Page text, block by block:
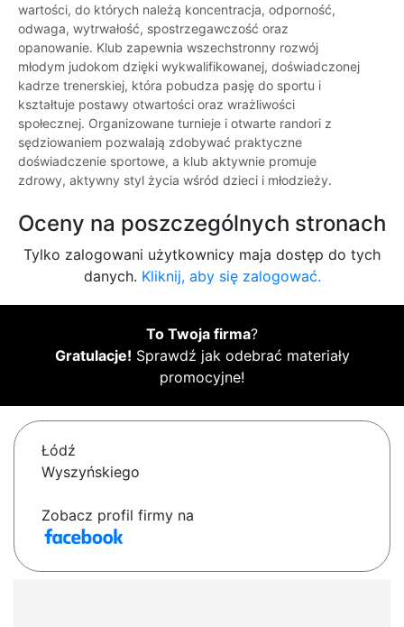
wartości, do których należą koncentracja, odporność,
odwaga, wytrwałość, spostrzegawczość oraz
opanowanie. Klub zapewnia wszechstronny rozwój
młodym judokom dzięki wykwalifikowanej, doświadczonej
kadrze trenerskiej, która pobudza pasję do sportu i
kształtuje postawy otwartości oraz wrażliwości
społecznej. Organizowane turnieje i otwarte randori z
sędziowaniem pozwalają zdobywać praktyczne
doświadczenie sportowe, a klub aktywnie promuje
zdrowy, aktywny styl życia wśród dzieci i młodzieży.
Oceny na poszczególnych stronach
Tylko zalogowani użytkownicy maja dostęp do tych
danych. Kliknij, aby się zalogować.
To Twoja firma?
Gratulacje! Sprawdź jak odebrać materiały
promocyjne!
Łódź
Wyszyńskiego
Zobacz profil firmy na